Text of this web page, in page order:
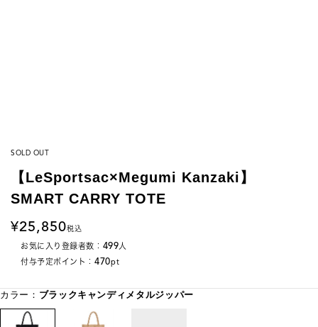
SOLD OUT
【LeSportsac×Megumi Kanzaki】
SMART CARRY TOTE
25,850税込
お気に入り登録者数： 499人
付与予定ポイント： 470pt
カラー： ブラックキャンディメタルジッパー